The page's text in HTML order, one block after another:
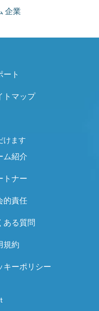
企業
ート
トマップ
けます
ム紹介
トナー
的責任
ある質問
規約
キーポリシー